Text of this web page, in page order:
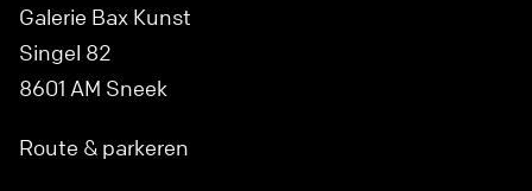
Galerie Bax Kunst
Singel 82
8601 AM Sneek
Route & parkeren